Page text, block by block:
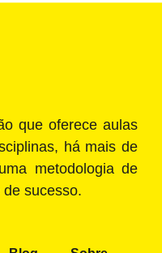
que oferece aulas
há mais de
metodologia de
sucesso.